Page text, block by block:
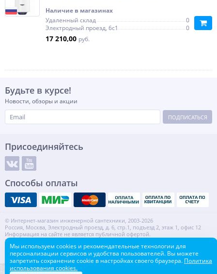
Наличие в магазинах
Удаленный склад
0
Электродный проезд, 6с1
0
17 210,00 руб.
Будьте в курсе!
Новости, обзоры и акции
ПОДПИСАТЬСЯ
Присоединяйтесь
Способы оплаты
© Интернет-магазин инженерной сантехники, 2003-2026
Россия, Москва, Электродный проезд, д. 6, стр.1, подъезд 2, этаж 1, офис 12
Информация на сайте не является публичной офертой.
ИНН: 7720553918 КПП: 772001001
Контакты Карта сайта
Мы используем cookies и рекомендательные технологии для
персонализации сервисов и удобства пользователей. Вы можете
запретить сохранение cookie в настройках своего браузера. Политика
использования cookies.